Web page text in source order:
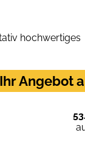
hochwertiges
Angebot